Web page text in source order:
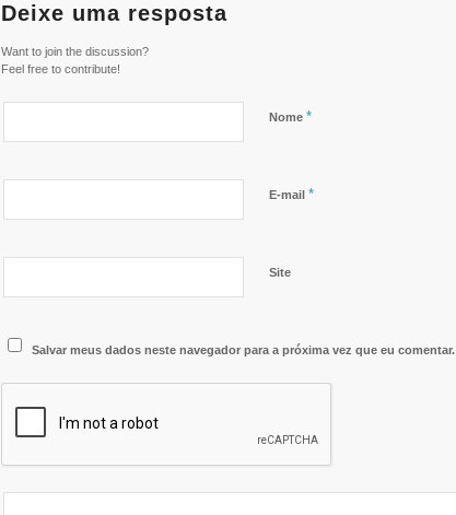
Deixe uma resposta
Want to join the discussion?
Feel free to contribute!
Nome *
E-mail *
Site
Salvar meus dados neste navegador para a próxima vez que eu comentar.